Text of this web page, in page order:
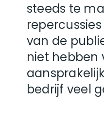
steeds te
van de
niet hebben
bedrijf veel